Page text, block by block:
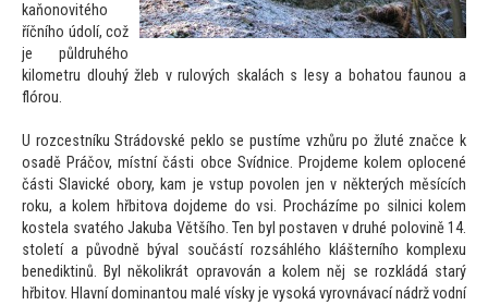
kaňonovitého
říčního údolí, což
je půldruhého
kilometru dlouhý žleb v rulových skalách s lesy a bohatou faunou a
flórou.
U rozcestníku Strádovské peklo se pustíme vzhůru po žluté značce k
osadě Práčov, místní části obce Svídnice. Projdeme kolem oplocené
části Slavické obory, kam je vstup povolen jen v některých měsících
roku, a kolem hřbitova dojdeme do vsi. Procházíme po silnici kolem
kostela svatého Jakuba Většího. Ten byl postaven v druhé polovině 14.
století a původně býval součástí rozsáhlého klášterního komplexu
benediktinů. Byl několikrát opravován a kolem něj se rozkládá starý
hřbitov. Hlavní dominantou malé vísky je vysoká vyrovnávací nádrž vodní